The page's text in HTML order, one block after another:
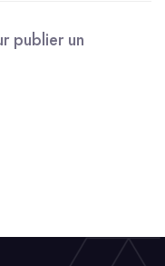
publier un